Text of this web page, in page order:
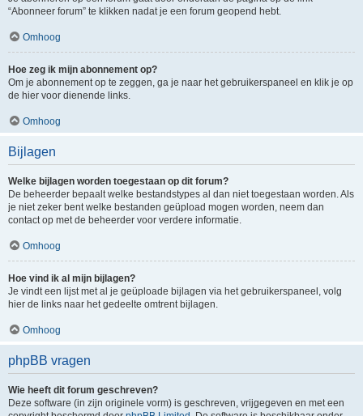
“Abonneer forum” te klikken nadat je een forum geopend hebt.
Omhoog
Hoe zeg ik mijn abonnement op?
Om je abonnement op te zeggen, ga je naar het gebruikerspaneel en klik je op
de hier voor dienende links.
Omhoog
Bijlagen
Welke bijlagen worden toegestaan op dit forum?
De beheerder bepaalt welke bestandstypes al dan niet toegestaan worden. Als
je niet zeker bent welke bestanden geüpload mogen worden, neem dan
contact op met de beheerder voor verdere informatie.
Omhoog
Hoe vind ik al mijn bijlagen?
Je vindt een lijst met al je geüploade bijlagen via het gebruikerspaneel, volg
hier de links naar het gedeelte omtrent bijlagen.
Omhoog
phpBB vragen
Wie heeft dit forum geschreven?
Deze software (in zijn originele vorm) is geschreven, vrijgegeven en met een